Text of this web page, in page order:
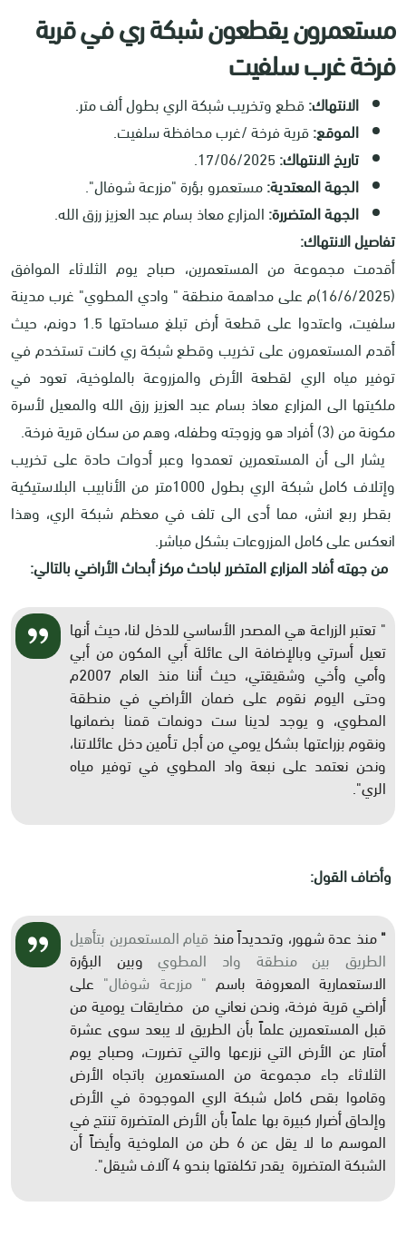
مستعمرون يقطعون شبكة ري في قرية
فرخة غرب سلفيت
الانتهاك:قطع وتخريب شبكة الري بطول ألف متر.
الموقع:قرية فرخة /غرب محافظة سلفيت.
تاريخ الانتهاك:17/06/2025.
الجهة المعتدية:مستعمرو بؤرة "مزرعة شوفال".
الجهة المتضررة:المزارع معاذ بسام عبد العزيز رزق الله.
تفاصيل الانتهاك:
أقدمت مجموعة من المستعمرين، صباح يوم الثلاثاء الموافق
(16/6/2025)م على مداهمة منطقة " وادي المطوي" غرب مدينة
سلفيت، واعتدوا على قطعة أرض تبلغ مساحتها 1.5 دونم، حيث
أقدم المستعمرون على تخريب وقطع شبكة ري كانت تستخدم في
توفير مياه الري لقطعة الأرض والمزروعة بالملوخية، تعود في
ملكيتها الى المزارع معاذ بسام عبد العزيز رزق الله والمعيل لأسرة
مكونة من (3) أفراد هو وزوجته وطفله، وهم من سكان قرية فرخة.
يشار الى أن المستعمرين تعمدوا وعبر أدوات حادة على تخريب
وإتلاف كامل شبكة الري بطول 1000متر من الأنابيب البلاستيكية
بقطر ربع انش، مما أدى الى تلف في معظم شبكة الري، وهذا
انعكس على كامل المزروعات بشكل مباشر.
من جهته أفاد المزارع المتضرر لباحث مركز أبحاث الأراضي بالتالي:
" تعتبر الزراعة هي المصدر الأساسي للدخل لنا، حيث أنها
تعيل أسرتي وبالإضافة الى عائلة أبي المكون من أبي
وأمي وأخي وشقيقتي، حيث أننا منذ العام 2007م
وحتى اليوم نقوم على ضمان الأراضي في منطقة
المطوي، و يوجد لدينا ست دونمات قمنا بضمانها
ونقوم بزراعتها بشكل يومي من أجل تـأمين دخل عائلاتنا،
ونحن نعتمد على نبعة واد المطوي في توفير مياه
الري".
وأضاف القول:
"منذ عدة شهور، وتحديداً منذ قيام المستعمرين بتأهيل
الطريق بين منطقة واد المطويوبين البؤرة
الاستعمارية المعروفة باسم " مزرعة شوفال" على
أراضي قرية فرخة، ونحن نعاني من مضايقات يومية من
قبل المستعمرين علماً بأن الطريق لا يبعد سوى عشرة
أمتار عن الأرض التي نزرعها والتي تضررت، وصباح يوم
الثلاثاء جاء مجموعة من المستعمرين باتجاه الأرض
وقاموا بقص كامل شبكة الري الموجودة في الأرض
وإلحاق أضرار كبيرة بها علماً بأن الأرض المتضررة تنتج في
الموسم ما لا يقل عن 6 طن من الملوخية وأيضاً أن
الشبكة المتضررة يقدر تكلفتها بنحو 4 آلاف شيقل".